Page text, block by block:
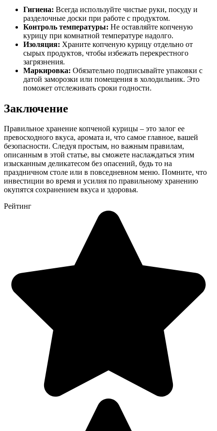
Гигиена: Всегда используйте чистые руки, посуду и
разделочные доски при работе с продуктом.
Контроль температуры: Не оставляйте копченую
курицу при комнатной температуре надолго.
Изоляция: Храните копченую курицу отдельно от
сырых продуктов, чтобы избежать перекрестного
загрязнения.
Маркировка: Обязательно подписывайте упаковки с
датой заморозки или помещения в холодильник. Это
поможет отслеживать сроки годности.
Заключение
Правильное хранение копченой курицы – это залог ее
превосходного вкуса, аромата и, что самое главное, вашей
безопасности. Следуя простым, но важным правилам,
описанным в этой статье, вы сможете наслаждаться этим
изысканным деликатесом без опасений, будь то на
праздничном столе или в повседневном меню. Помните, что
инвестиции во время и усилия по правильному хранению
окупятся сохранением вкуса и здоровья.
Рейтинг